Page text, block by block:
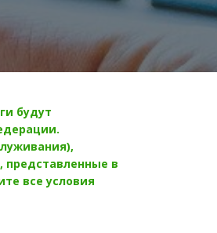
будут
представленные в
все условия